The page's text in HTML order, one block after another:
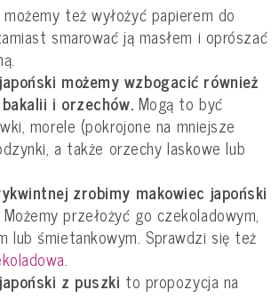
też wyłożyć papierem do
smarować ją masłem i oprószać
możemy wzbogacić również
i orzechów. Mogą to być
morele (pokrojone na mniejsze
a także orzechy laskowe lub
zrobimy makowiec japoński
Możemy przełożyć go czekoladowym,
lub śmietankowym. Sprawdzi się też
.
z puszki to propozycja na